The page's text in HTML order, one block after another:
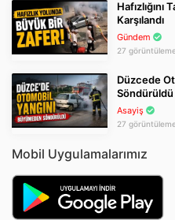
Karşılandı
Gündem
27
Düzcede
Söndürüldü
Asayiş
27
Mobil Uygulamalarımız